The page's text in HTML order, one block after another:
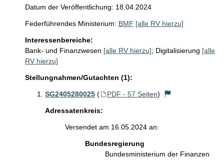
Datum der Veröffentlichung: 18.04.2024
Federführendes Ministerium: BMF [alle RV hierzu]
Interessenbereiche:
Bank- und Finanzwesen [alle RV hierzu]; Digitalisierung [alle
RV hierzu]
Stellungnahmen/Gutachten (1):
SG2405280025 ( PDF - 57 Seiten)
Adressatenkreis:
Versendet am 16.05.2024 an:
Bundesregierung
Bundesministerium der Finanzen